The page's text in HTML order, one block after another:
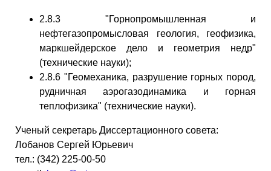
2.8.3 "Горнопромышленная и
нефтегазопромысловая геология, геофизика,
маркшейдерское дело и геометрия недр"
(технические науки);
2.8.6 "Геомеханика, разрушение горных пород,
рудничная аэрогазодинамика и горная
теплофизика" (технические науки).
Ученый секретарь Диссертационного совета:
Лобанов Сергей Юрьевич
тел.: (342) 225-00-50